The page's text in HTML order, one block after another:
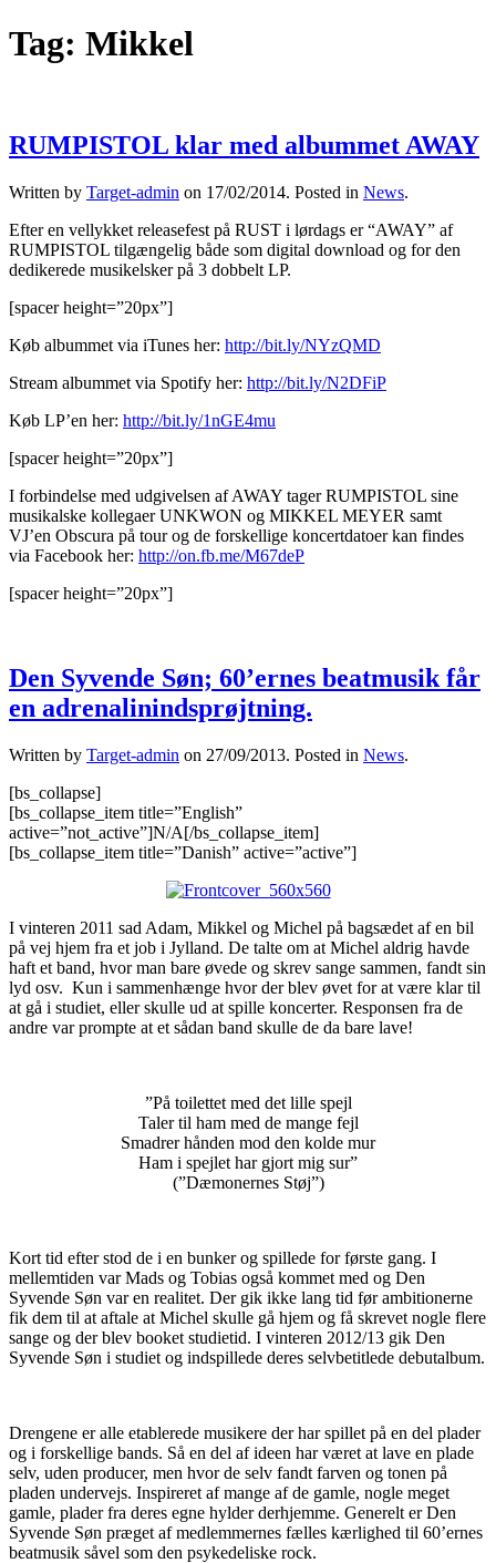
Tag: Mikkel
RUMPISTOL klar med albummet AWAY
Written by Target-admin on 17/02/2014. Posted in News.
Efter en vellykket releasefest på RUST i lørdags er “AWAY” af
RUMPISTOL tilgængelig både som digital download og for den
dedikerede musikelsker på 3 dobbelt LP.
[spacer height=”20px”]
Køb albummet via iTunes her: http://bit.ly/NYzQMD
Stream albummet via Spotify her: http://bit.ly/N2DFiP
Køb LP’en her: http://bit.ly/1nGE4mu
[spacer height=”20px”]
I forbindelse med udgivelsen af AWAY tager RUMPISTOL sine
musikalske kollegaer UNKWON og MIKKEL MEYER samt
VJ’en Obscura på tour og de forskellige koncertdatoer kan findes
via Facebook her: http://on.fb.me/M67deP
[spacer height=”20px”]
Den Syvende Søn; 60’ernes beatmusik får
en adrenalinindsprøjtning.
Written by Target-admin on 27/09/2013. Posted in News.
[bs_collapse]
[bs_collapse_item title=”English”
active=”not_active”]N/A[/bs_collapse_item]
[bs_collapse_item title=”Danish” active=”active”]
I vinteren 2011 sad Adam, Mikkel og Michel på bagsædet af en bil
på vej hjem fra et job i Jylland. De talte om at Michel aldrig havde
haft et band, hvor man bare øvede og skrev sange sammen, fandt sin
lyd osv. Kun i sammenhænge hvor der blev øvet for at være klar til
at gå i studiet, eller skulle ud at spille koncerter. Responsen fra de
andre var prompte at et sådan band skulle de da bare lave!
”På toilettet med det lille spejl
Taler til ham med de mange fejl
Smadrer hånden mod den kolde mur
Ham i spejlet har gjort mig sur”
(”Dæmonernes Støj”)
Kort tid efter stod de i en bunker og spillede for første gang. I
mellemtiden var Mads og Tobias også kommet med og Den
Syvende Søn var en realitet. Der gik ikke lang tid før ambitionerne
fik dem til at aftale at Michel skulle gå hjem og få skrevet nogle flere
sange og der blev booket studietid. I vinteren 2012/13 gik Den
Syvende Søn i studiet og indspillede deres selvbetitlede debutalbum.
Drengene er alle etablerede musikere der har spillet på en del plader
og i forskellige bands. Så en del af ideen har været at lave en plade
selv, uden producer, men hvor de selv fandt farven og tonen på
pladen undervejs. Inspireret af mange af de gamle, nogle meget
gamle, plader fra deres egne hylder derhjemme. Generelt er Den
Syvende Søn præget af medlemmernes fælles kærlighed til 60’ernes
beatmusik såvel som den psykedeliske rock.